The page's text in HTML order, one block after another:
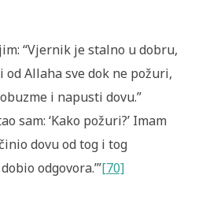
“Vjernik je stalno u dobru,
Allaha sve dok ne požuri,
i napusti dovu.”
sam: ‘Kako požuri?’ Imam
dovu od tog i tog
odgovora.’”[70]